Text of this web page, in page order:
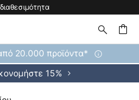
20.000 προϊόντα*
15%